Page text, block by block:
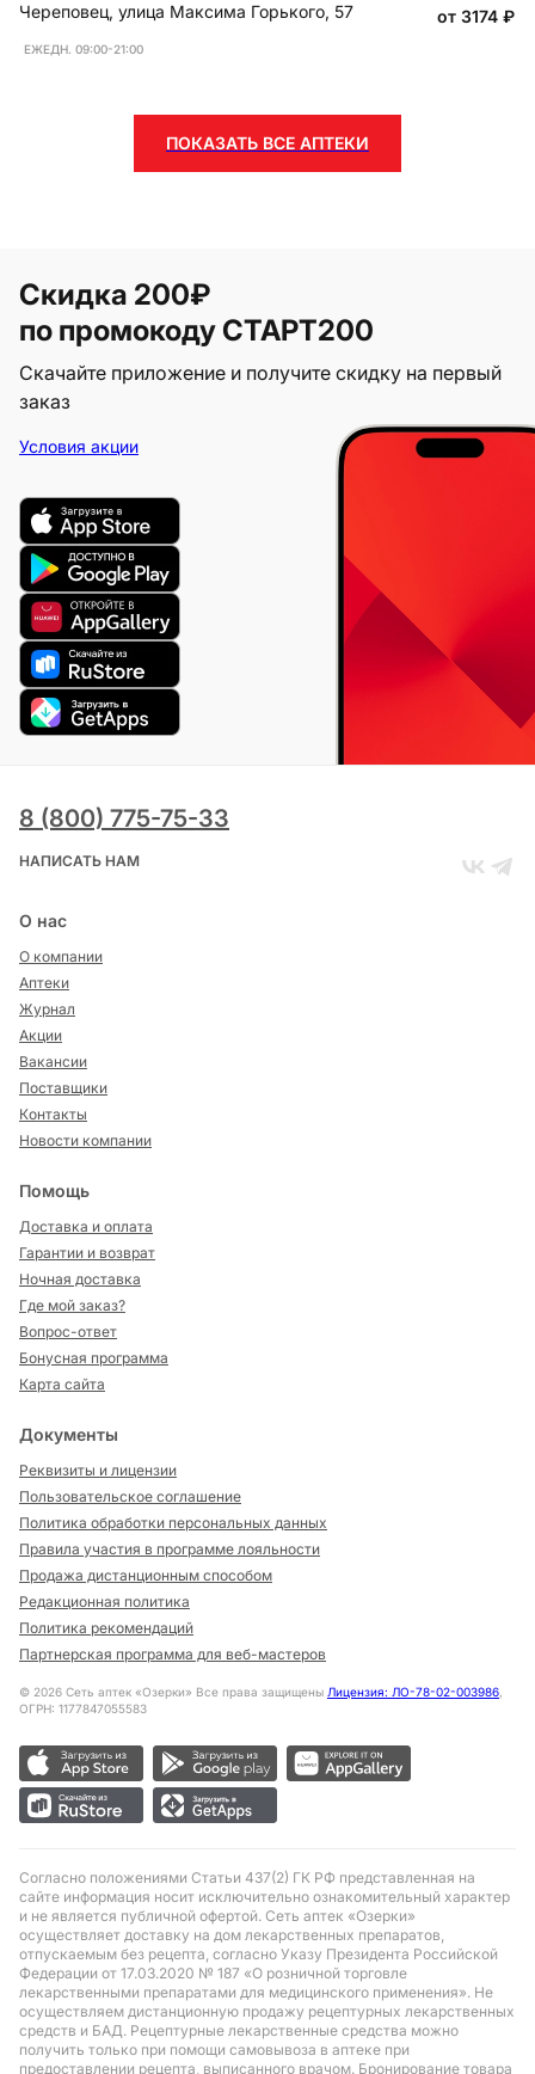
Череповец, улица Максима Горького, 57
ЕЖЕДН. 09:00-21:00
от 3174₽
ПОКАЗАТЬ ВСЕ АПТЕКИ
Скидка 200₽
по промокоду СТАРТ200
Скачайте приложение и получите скидку на первый
заказ
Условия акции
8 (800) 775-75-33
НАПИСАТЬ НАМ
О нас
О компании
Аптеки
Журнал
Акции
Вакансии
Поставщики
Контакты
Новости компании
Помощь
Доставка и оплата
Гарантии и возврат
Ночная доставка
Где мой заказ?
Вопрос-ответ
Бонусная программа
Карта сайта
Документы
Реквизиты и лицензии
Пользовательское соглашение
Политика обработки персональных данных
Правила участия в программе лояльности
Продажа дистанционным способом
Редакционная политика
Политика рекомендаций
Партнерская программа для веб-мастеров
© 2026 Сеть аптек «Озерки» Все права защищены Лицензия: ЛО-78-02-003986,
ОГРН: 1177847055583
Согласно положениями Статьи 437(2) ГК РФ представленная на
сайте информация носит исключительно ознакомительный характер
и не является публичной офертой. Сеть аптек «Озерки»
осуществляет доставку на дом лекарственных препаратов,
отпускаемым без рецепта, согласно Указу Президента Российской
Федерации от 17.03.2020 № 187 «О розничной торговле
лекарственными препаратами для медицинского применения». Не
осуществляем дистанционную продажу рецептурных лекарственных
средств и БАД. Рецептурные лекарственные средства можно
получить только при помощи самовывоза в аптеке при
предоставлении рецепта, выписанного врачом. Бронирование товара